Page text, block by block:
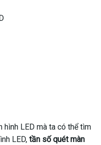
hình LED mà ta có thể tìm
LED, tần số quét màn